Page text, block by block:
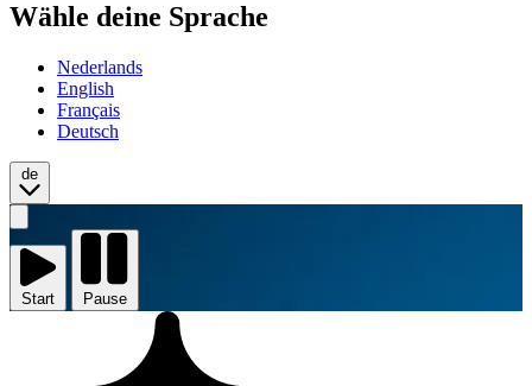
Wähle deine Sprache
Nederlands
English
Français
Deutsch
de
Video
starten
Start Pause